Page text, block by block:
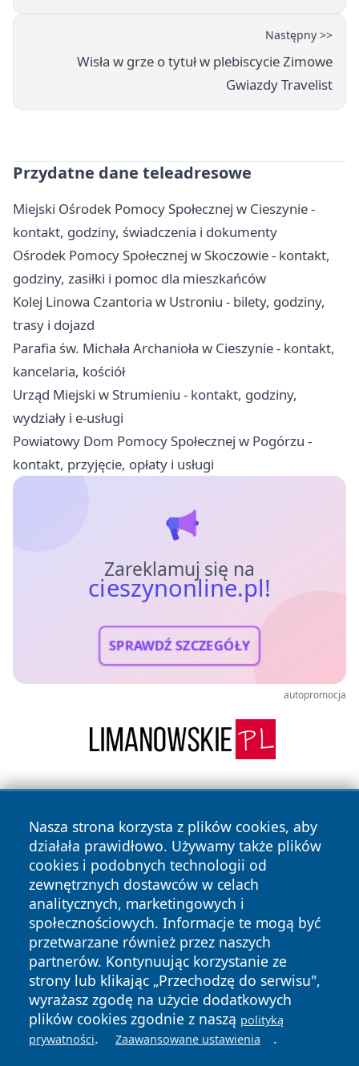
Następny >>
Wisła w grze o tytuł w plebiscycie Zimowe
Gwiazdy Travelist
Przydatne dane teleadresowe
Miejski Ośrodek Pomocy Społecznej w Cieszynie -
kontakt, godziny, świadczenia i dokumenty
Ośrodek Pomocy Społecznej w Skoczowie - kontakt,
godziny, zasiłki i pomoc dla mieszkańców
Kolej Linowa Czantoria w Ustroniu - bilety, godziny,
trasy i dojazd
Parafia św. Michała Archanioła w Cieszynie - kontakt,
kancelaria, kościół
Urząd Miejski w Strumieniu - kontakt, godziny,
wydziały i e-usługi
Powiatowy Dom Pomocy Społecznej w Pogórzu -
kontakt, przyjęcie, opłaty i usługi
Zareklamuj się na
cieszynonline.pl!
SPRAWDŹ SZCZEGÓŁY
autopromocja
Nasza strona korzysta z plików cookies, aby
działała prawidłowo. Używamy także plików
cookies i podobnych technologii od
zewnętrznych dostawców w celach
analitycznych, marketingowych i
społecznościowych. Informacje te mogą być
przetwarzane również przez naszych
partnerów. Kontynuując korzystanie ze
strony lub klikając „Przechodzę do serwisu",
wyrażasz zgodę na użycie dodatkowych
plików cookies zgodnie z naszą polityką
prywatności. Zaawansowane ustawienia .
Copyright © 2026 cieszynonline.pl Wszystkie prawa
zastrzeżone.
News Autorzy
Polityka
Prywatności
Polityka
Cookies